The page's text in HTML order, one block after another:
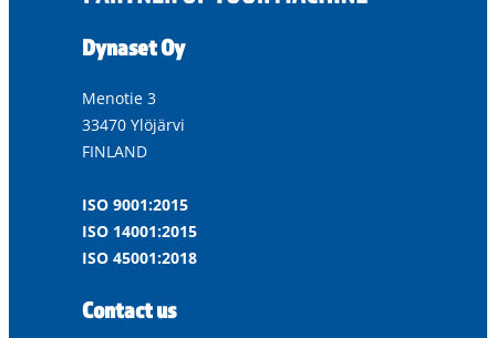
Dynaset Oy
Menotie 3
33470 Ylöjärvi
FINLAND
ISO 9001:2015
ISO 14001:2015
ISO 45001:2018
Contact us